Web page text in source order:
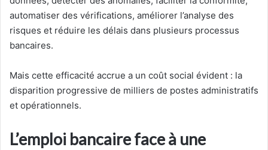
automatiser des vérifications, améliorer l’analyse des
risques et réduire les délais dans plusieurs processus
bancaires.
Mais cette efficacité accrue a un coût social évident : la
disparition progressive de milliers de postes administratifs
et opérationnels.
L’emploi bancaire face à une